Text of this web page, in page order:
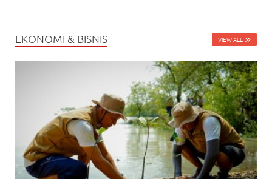
EKONOMI & BISNIS VIEW ALL